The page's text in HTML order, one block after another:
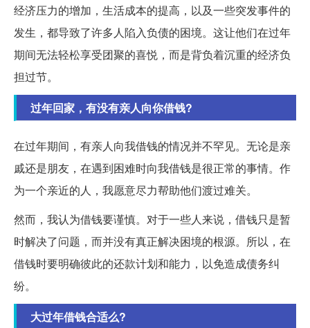
经济压力的增加，生活成本的提高，以及一些突发事件的
发生，都导致了许多人陷入负债的困境。这让他们在过年
期间无法轻松享受团聚的喜悦，而是背负着沉重的经济负
担过节。
过年回家，有没有亲人向你借钱?
在过年期间，有亲人向我借钱的情况并不罕见。无论是亲
戚还是朋友，在遇到困难时向我借钱是很正常的事情。作
为一个亲近的人，我愿意尽力帮助他们渡过难关。
然而，我认为借钱要谨慎。对于一些人来说，借钱只是暂
时解决了问题，而并没有真正解决困境的根源。所以，在
借钱时要明确彼此的还款计划和能力，以免造成债务纠
纷。
大过年借钱合适么?